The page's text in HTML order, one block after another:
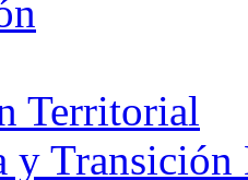
Territorial
y